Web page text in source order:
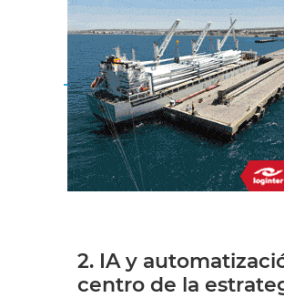
2. IA y
centro de la